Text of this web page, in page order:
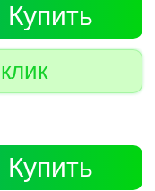
Купить
Купить